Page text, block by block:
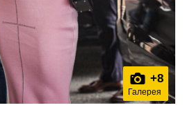
+8
Галерея